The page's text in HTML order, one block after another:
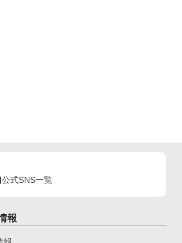
公式SNS一覧
報